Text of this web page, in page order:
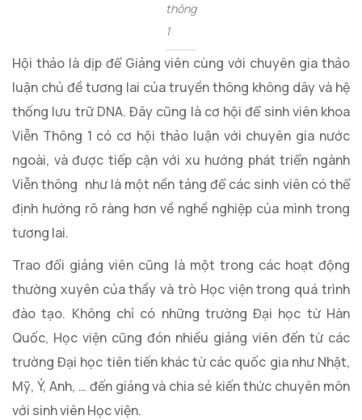
thông
1
Hội thảo là dịp để Giảng viên cùng với chuyên gia thảo
luận chủ đề tương lai của truyền thông không dây và hệ
thống lưu trữ DNA. Đây cũng là cơ hội để sinh viên khoa
Viễn Thông 1 có cơ hội thảo luận với chuyên gia nước
ngoài, và được tiếp cận với xu hướng phát triển ngành
Viễn thông như là một nền tảng để các sinh viên có thể
định hướng rõ ràng hơn về nghề nghiệp của mình trong
tương lai.
Trao đổi giảng viên cũng là một trong các hoạt động
thường xuyên của thầy và trò Học viện trong quá trình
đào tạo. Không chỉ có những trường Đại học từ Hàn
Quốc, Học viện cũng đón nhiều giảng viên đến từ các
trường Đại học tiên tiến khác từ các quốc gia như Nhật,
Mỹ, Ý, Anh, … đến giảng và chia sẻ kiến thức chuyên môn
với sinh viên Học viện.